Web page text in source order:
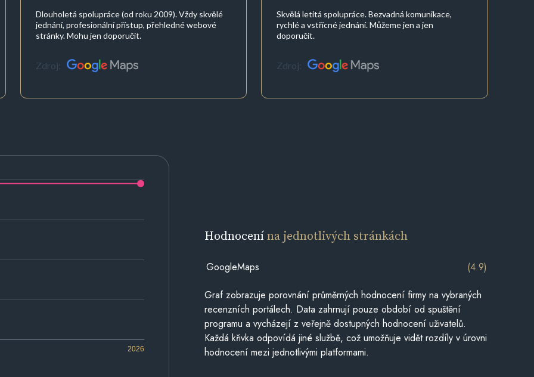
Dlouholetá spolupráce (od roku 2009). Vždy skvělé
jednání, profesionální přístup, přehledné webové
stránky. Mohu jen doporučit.
Zdroj:
Skvělá letitá spolupráce. Bezvadná komunikace,
rychlé a vstřícné jednání. Můžeme jen a jen
doporučit.
Zdroj:
2026
Hodnocenína jednotlivých stránkách
GoogleMaps (4.9)
Graf zobrazuje porovnání průměrných hodnocení firmy na vybraných
recenzních portálech. Data zahrnují pouze období od spuštění
programu a vycházejí z veřejně dostupných hodnocení uživatelů.
Každá křivka odpovídá jiné službě, což umožňuje vidět rozdíly v úrovni
hodnocení mezi jednotlivými platformami.